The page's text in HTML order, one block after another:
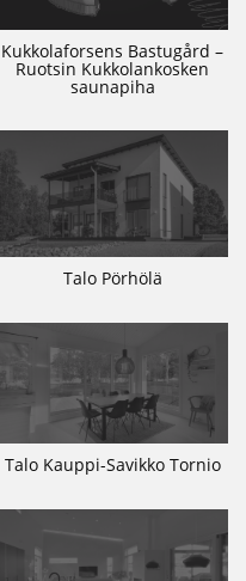
Kukkolaforsens Bastugård –
Ruotsin Kukkolankosken
saunapiha
Talo Pörhölä
Talo Kauppi-Savikko Tornio